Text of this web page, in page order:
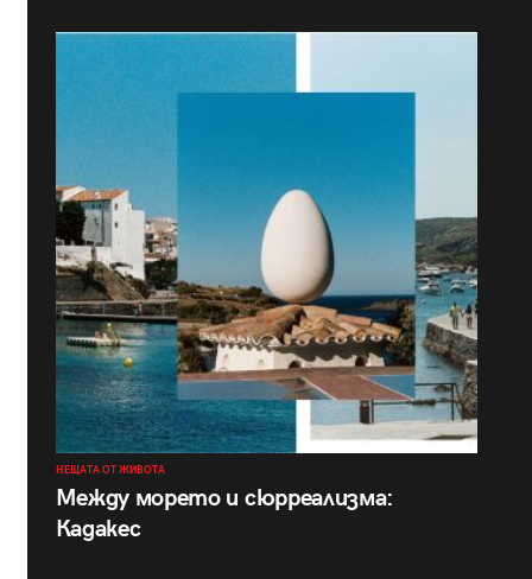
НЕЩАТА ОТ ЖИВОТА
Между морето и сюрреализма:
Кадакес